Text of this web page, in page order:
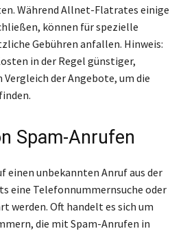
Während Allnet-Flatrates einige
können für spezielle
Gebühren anfallen. Hinweis:
in der Regel günstiger,
der Angebote, um die
Spam-Anrufen
einen unbekannten Anruf aus der
eine Telefonnummernsuche oder
werden. Oft handelt es sich um
die mit Spam-Anrufen in